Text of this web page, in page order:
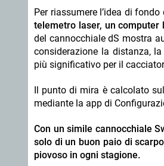
Per riassumere l’idea di
telemetro laser, un
del cannocchiale dS mostra
considerazione la distanza,
più significativo per il
Il punto di mira è calcolato
mediante la app di
Con un simile cannocchiale
solo di un buon paio di
piovoso in ogni stagione.